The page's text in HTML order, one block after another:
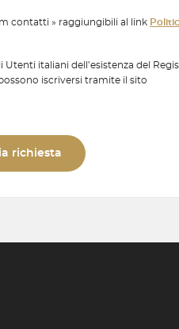
contatti » raggiungibili al link
Utenti italiani dell’esistenza del
iscriversi tramite il sito
richiesta